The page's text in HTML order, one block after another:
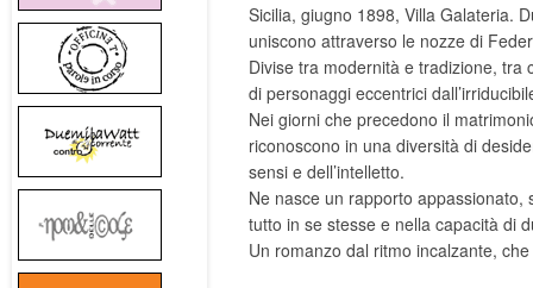
Sicilia, giugno 1898, Villa Galateria.
uniscono attraverso le nozze di
Divise tra modernità e tradizione,
di personaggi eccentrici
Nei giorni che precedono il
riconoscono in una diversità di
sensi e dell’intelletto.
Ne nasce un rapporto
tutto in se stesse e nella capacità di
Un romanzo dal ritmo incalzante,